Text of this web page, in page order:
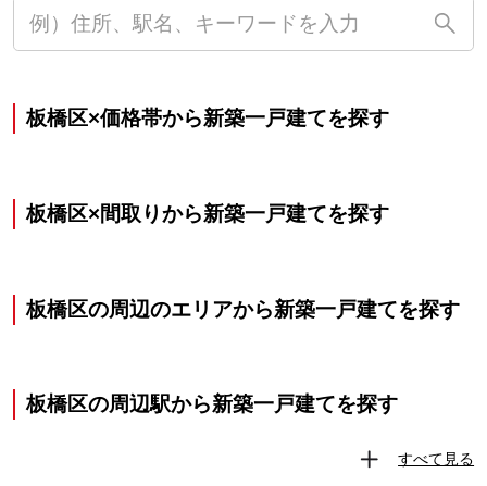
板橋区×価格帯から新築一戸建てを探す
板橋区×間取りから新築一戸建てを探す
板橋区の周辺のエリアから新築一戸建てを探す
板橋区の周辺駅から新築一戸建てを探す
すべて見る